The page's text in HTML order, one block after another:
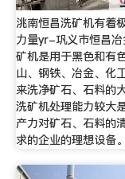
洮南恒昌洗矿机有着
力量yr-巩义市恒昌
矿机是用于黑色和有
山、钢铁、冶金、化
来洗净矿石、石料的
洗矿机处理能力较大
产力对矿石、石料的
求的企业的理想设备。